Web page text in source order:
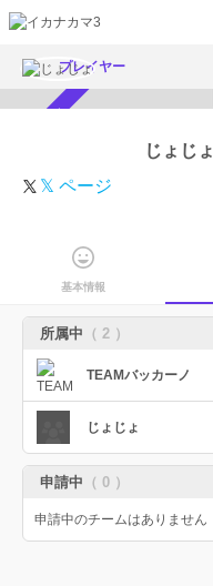
プレイヤー
じょじょ
𝕏 ページ
基本情報
所属中 （ 2 ）
TEAMバッカーノ
じょじょ
申請中 （ 0 ）
申請中のチームはありません